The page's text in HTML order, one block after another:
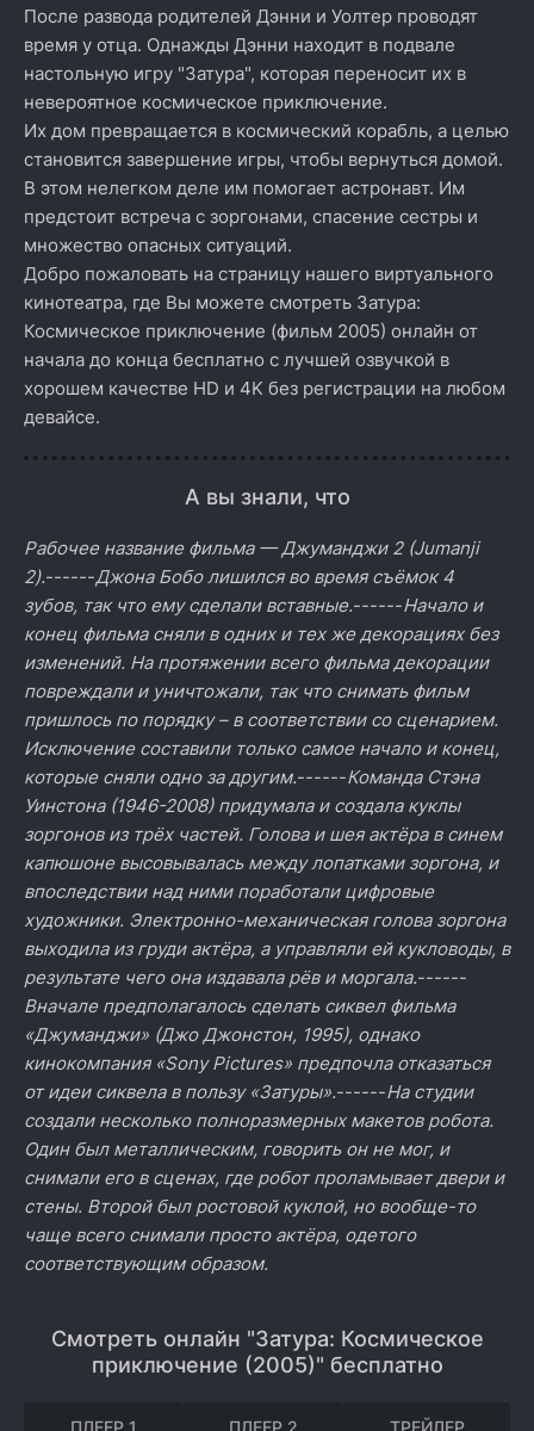
После развода родителей Дэнни и Уолтер проводят
время у отца. Однажды Дэнни находит в подвале
настольную игру "Затура", которая переносит их в
невероятное космическое приключение.
Их дом превращается в космический корабль, а целью
становится завершение игры, чтобы вернуться домой.
В этом нелегком деле им помогает астронавт. Им
предстоит встреча с зоргонами, спасение сестры и
множество опасных ситуаций.
Добро пожаловать на страницу нашего виртуального
кинотеатра, где Вы можете смотреть Затура:
Космическое приключение (фильм 2005) онлайн от
начала до конца бесплатно с лучшей озвучкой в
хорошем качестве HD и 4K без регистрации на любом
девайсе.
А вы знали, что
Рабочее название фильма — Джуманджи 2 (Jumanji
2).------Джона Бобо лишился во время съёмок 4
зубов, так что ему сделали вставные.------Начало и
конец фильма сняли в одних и тех же декорациях без
изменений. На протяжении всего фильма декорации
повреждали и уничтожали, так что снимать фильм
пришлось по порядку – в соответствии со сценарием.
Исключение составили только самое начало и конец,
которые сняли одно за другим.------Команда Стэна
Уинстона (1946-2008) придумала и создала куклы
зоргонов из трёх частей. Голова и шея актёра в синем
капюшоне высовывалась между лопатками зоргона, и
впоследствии над ними поработали цифровые
художники. Электронно-механическая голова зоргона
выходила из груди актёра, а управляли ей кукловоды, в
результате чего она издавала рёв и моргала.------
Вначале предполагалось сделать сиквел фильма
«Джуманджи» (Джо Джонстон, 1995), однако
кинокомпания «Sony Pictures» предпочла отказаться
от идеи сиквела в пользу «Затуры».------На студии
создали несколько полноразмерных макетов робота.
Один был металлическим, говорить он не мог, и
снимали его в сценах, где робот проламывает двери и
стены. Второй был ростовой куклой, но вообще-то
чаще всего снимали просто актёра, одетого
соответствующим образом.
Смотреть онлайн "Затура: Космическое
приключение (2005)" бесплатно
ПЛЕЕР 1 ПЛЕЕР 2 ТРЕЙЛЕР